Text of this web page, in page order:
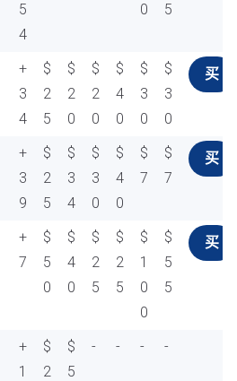
5
4
0
5
+
3
4
$
2
5
$
2
0
$
2
0
$
4
0
$
3
0
$
3
0
买
+
3
9
$
2
5
$
3
4
$
3
0
$
4
0
$
7
$
7
买
+
7
$
5
0
$
4
0
$
2
5
$
2
5
$
1
0
0
$
5
5
买
+
1
$
2
$
5
- - - -